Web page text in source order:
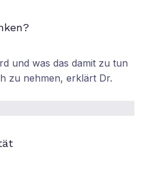
und was das damit zu tun
zu nehmen, erklärt Dr.